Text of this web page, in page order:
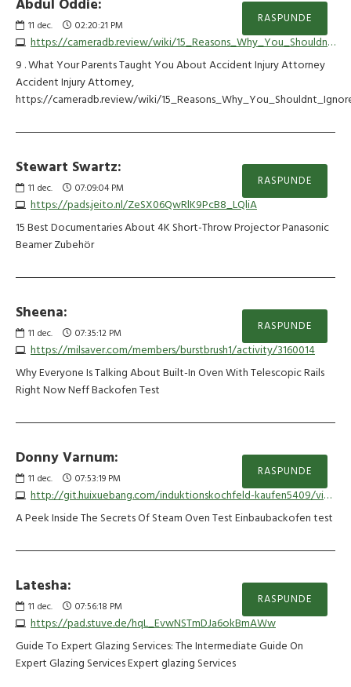
Abdul Oddie:
11 dec. 02:20:21 PM
https://cameradb.review/wiki/15_Reasons_Why_You_Shouldnt_Ignore_Accident_Injury_Law_Advice
RASPUNDE
9 . What Your Parents Taught You About Accident Injury Attorney
Accident Injury Attorney,
https://cameradb.review/wiki/
Stewart Swartz:
11 dec. 07:09:04 PM
https://pads.jeito.nl/ZeSX06QwRlK9PcB8_LQliA
RASPUNDE
15 Best Documentaries About 4K Short-Throw Projector Panasonic
Beamer Zubehör
Sheena:
11 dec. 07:35:12 PM
https://milsaver.com/members/burstbrush1/activity/3160014
RASPUNDE
Why Everyone Is Talking About Built-In Oven With Telescopic Rails
Right Now Neff Backofen Test
Donny Varnum:
11 dec. 07:53:19 PM
http://git.huixuebang.com/induktionskochfeld-kaufen5409/vixaro-versand3011/-/issues/1
RASPUNDE
A Peek Inside The Secrets Of Steam Oven Test Einbaubackofen test
Latesha:
11 dec. 07:56:18 PM
https://pad.stuve.de/hqL_EvwNSTmDJa6okBmAWw
RASPUNDE
Guide To Expert Glazing Services: The Intermediate Guide On
Expert Glazing Services Expert glazing Services